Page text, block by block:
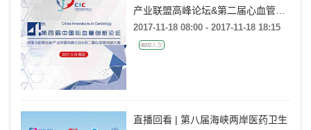
产业联盟高峰论坛&第二届心血管创
新大赛
2017-11-18 08:00 - 2017-11-18 18:15
4602人次
直播回看 | 第八届海峡两岸医药卫生